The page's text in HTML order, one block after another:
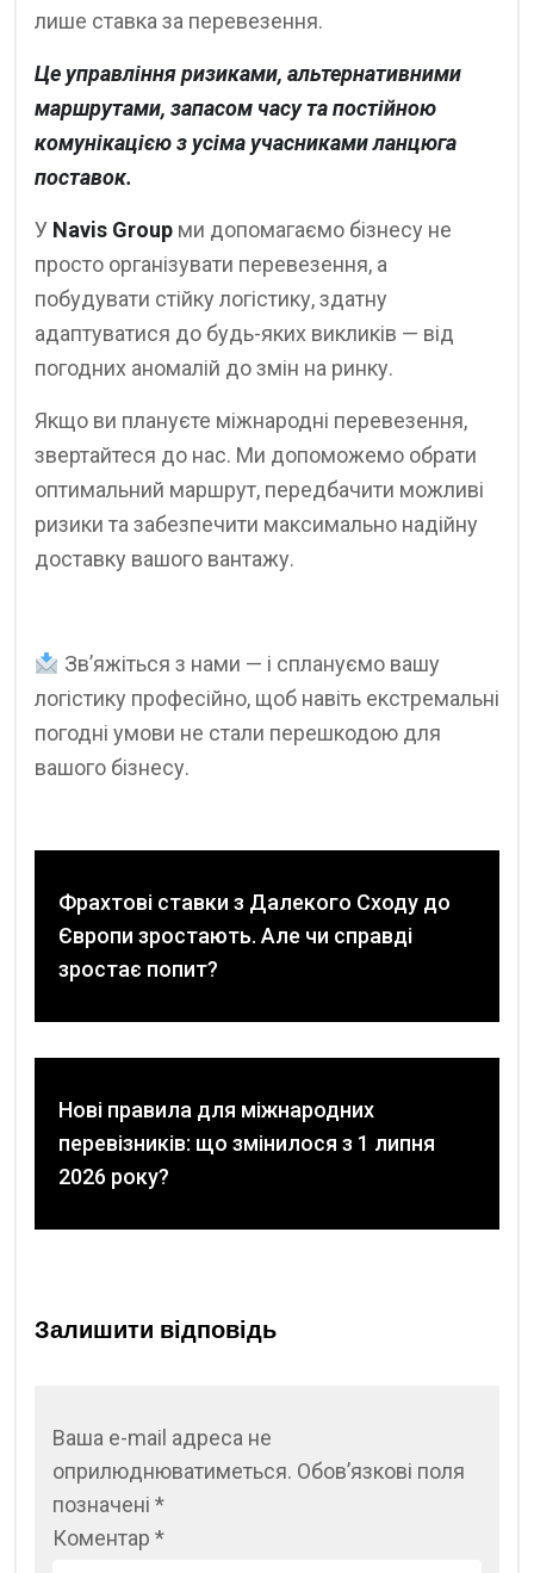
лише ставка за перевезення.
Це управління ризиками, альтернативними
маршрутами, запасом часу та постійною
комунікацією з усіма учасниками ланцюга
поставок.
У Navis Group ми допомагаємо бізнесу не
просто організувати перевезення, а
побудувати стійку логістику, здатну
адаптуватися до будь-яких викликів — від
погодних аномалій до змін на ринку.
Якщо ви плануєте міжнародні перевезення,
звертайтеся до нас. Ми допоможемо обрати
оптимальний маршрут, передбачити можливі
ризики та забезпечити максимально надійну
доставку вашого вантажу.
Зв’яжіться з нами — і сплануємо вашу
логістику професійно, щоб навіть екстремальні
погодні умови не стали перешкодою для
вашого бізнесу.
Фрахтові ставки з Далекого Сходу до
Європи зростають. Але чи справді
зростає попит?
Нові правила для міжнародних
перевізників: що змінилося з 1 липня
2026 року?
Залишити відповідь
Ваша e-mail адреса не
оприлюднюватиметься. Обов’язкові поля
позначені *
Коментар *